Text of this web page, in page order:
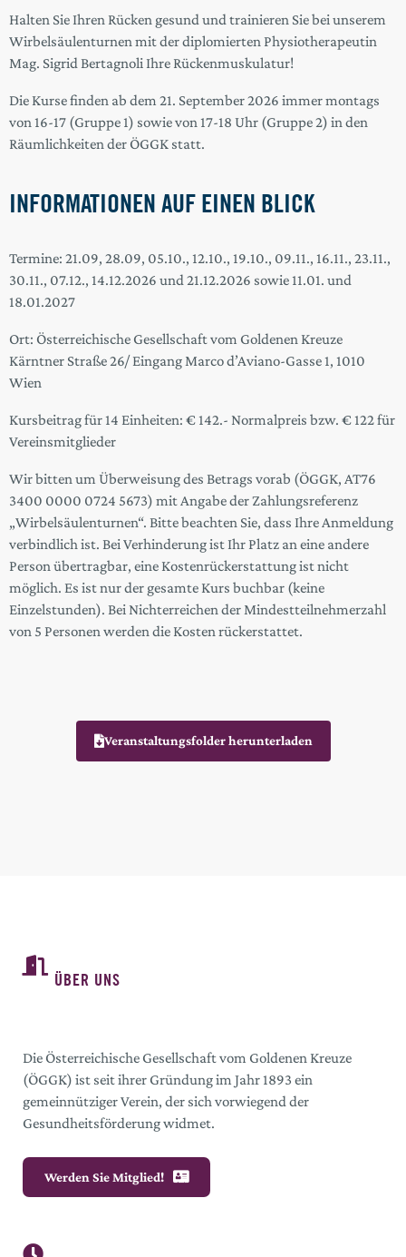
Halten Sie Ihren Rücken gesund und trainieren Sie bei unserem
Wirbelsäulenturnen mit der diplomierten Physiotherapeutin
Mag. Sigrid Bertagnoli Ihre Rückenmuskulatur!
Die Kurse finden ab dem 21. September 2026 immer montags
von 16-17 (Gruppe 1) sowie von 17-18 Uhr (Gruppe 2) in den
Räumlichkeiten der ÖGGK statt.
INFORMATIONEN AUF EINEN BLICK
Termine: 21.09, 28.09, 05.10., 12.10., 19.10., 09.11., 16.11., 23.11.,
30.11., 07.12., 14.12.2026 und 21.12.2026 sowie 11.01. und
18.01.2027
Ort: Österreichische Gesellschaft vom Goldenen Kreuze
Kärntner Straße 26/ Eingang Marco d’Aviano-Gasse 1, 1010
Wien
Kursbeitrag für 14 Einheiten: € 142.- Normalpreis bzw. € 122 für
Vereinsmitglieder
Wir bitten um Überweisung des Betrags vorab (ÖGGK, AT76
3400 0000 0724 5673) mit Angabe der Zahlungsreferenz
„Wirbelsäulenturnen“. Bitte beachten Sie, dass Ihre Anmeldung
verbindlich ist. Bei Verhinderung ist Ihr Platz an eine andere
Person übertragbar, eine Kostenrückerstattung ist nicht
möglich. Es ist nur der gesamte Kurs buchbar (keine
Einzelstunden). Bei Nichterreichen der Mindestteilnehmerzahl
von 5 Personen werden die Kosten rückerstattet.
Veranstaltungsfolder herunterladen
ÜBER UNS
Die Österreichische Gesellschaft vom Goldenen Kreuze
(ÖGGK) ist seit ihrer Gründung im Jahr 1893 ein
gemeinnütziger Verein, der sich vorwiegend der
Gesundheitsförderung widmet.
Werden Sie Mitglied!